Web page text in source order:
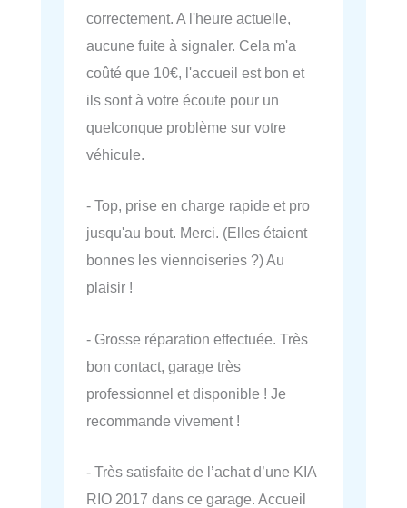
correctement. A l'heure actuelle,
aucune fuite à signaler. Cela m'a
coûté que 10€, l'accueil est bon et
ils sont à votre écoute pour un
quelconque problème sur votre
véhicule.
- Top, prise en charge rapide et pro
jusqu'au bout. Merci. (Elles étaient
bonnes les viennoiseries ?) Au
plaisir !
- Grosse réparation effectuée. Très
bon contact, garage très
professionnel et disponible ! Je
recommande vivement !
- Très satisfaite de l’achat d’une KIA
RIO 2017 dans ce garage. Accueil